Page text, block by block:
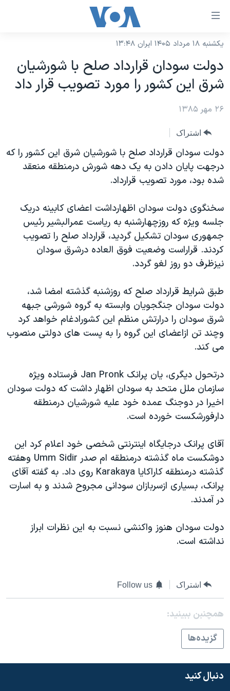
لینکهای
دسترسی
جهش
محتوای
اصلی
صفحه
اصلی
جهش
به
جستجو
نسخه سبک وب‌سایت
موضوع ها
ایران
آمریکا
ورزشی
گزیده‌ها
ویژه برنامه‌ها
ویدیوها
فرهنگ و زندگی
حقوق شهروندی
علم و فناوری
اسرائیل در جنگ
گالری عکس
آرشیو پخش زنده
برنامه های تلویزیونی
جدول برنامه ها
صفحه‌های ویژه
جام جهانی ۲۰۲۶
عملیات خشم حماسی
۲۵۰سالگی آمریکا
بایگانی برنامه‌های تلویزیونی
مستندها
انتخابات ریاست جمهوری آمریکا ۲۰۲۴
رمز مهسا
ورزش زنان در ایران
اعتراضات زن، زندگی، آزادی
مجموعه مستندهای دادخواهی
تریبونال مردمی آبان ۹۸
دادگاه حمید نوری
چهل سال گروگان‌گیری
اعتراضات مردمی آبان ۹۸
اسرائیل در جنگ
نرگس محمدی برنده جایزه نوبل صلح
همایش محافظه‌کاران آمریکا «سی‌پک»
سفر پرزیدنت ترامپ به چین
فرکانس‌های صدای آمریکا
پخش رادیویی
یادگیری زبان انگلیسی
دنبال کنید
زبانهای مختلف
یکشنبه ۱۸ مرداد ۱۴۰۵ ایران ۱۳:۴۸
دولت سودان قرارداد صلح با شورشيان
شرق اين کشور را مورد تصويب قرار داد
۲۶ مهر ۱۳۸۵
اشتراک
دولت سودان قرارداد صلح با شورشيان شرق اين کشور را که
درجهت پايان دادن به يک دهه شورش درمنطقه منعقد
شده بود، مورد تصويب قرارداد.
سخنگوی دولت سودان اظهارداشت اعضای کابينه دريک
جلسه ويژه که روزچهارشنبه به رياست عمرالبشير رئيس
جمهوری سودان تشکيل گرديد، قرارداد صلح را تصويب
کردند. قراراست وضعيت فوق العاده درشرق سودان
نيزظرف دو روز لغو گردد.
طبق شرايط قرارداد صلح که روزشنبه گذشته امضا شد،
دولت سودان جنگجويان وابسته به گروه شورشی جبهه
شرق سودان را درارتش منظم اين کشورادغام خواهد کرد
وچند تن ازاعضای اين گروه را به پست های دولتی منصوب
می کند.
درتحول ديگری، يان پرانک Jan Pronk فرستاده ويژه
سازمان ملل متحد به سودان اظهار داشت که دولت سودان
اخيرا در دوجنگ عمده خود عليه شورشيان درمنطقه
دارفورشکست خورده است.
آقای پرانک درجايگاه اينترنتی شخصی خود اعلام کرد اين
دوشکست ماه گذشته درمنطقه ام صدر Umm Sidir وهفته
گذشته درمنطقه کاراکايا Karakaya روی داد. به گفته آقای
پرانک، بسياری ازسربازان سودانی مجروح شدند و به اسارت
در آمدند.
دولت سودان هنوز واکنشی نسبت به اين نظرات ابراز
نداشته است.
اشتراک Follow us
همچنبن ببینید:
گزيده‌ها
دنبال کنید